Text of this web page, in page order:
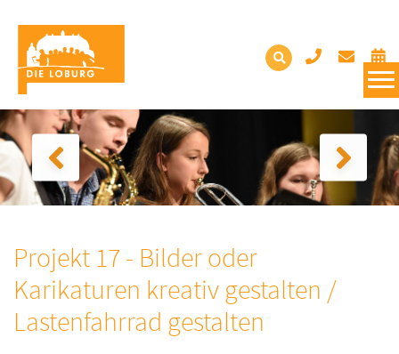
Projekt 17 - Bilder oder
Karikaturen kreativ gestalten /
Lastenfahrrad gestalten